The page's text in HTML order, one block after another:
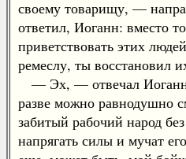
своему товарищу, —
ответил, Иоганн: вместо
приветствовать этих
ремеслу, ты восстановил
— Эх, — отвечал
разве можно равнодушно
забитый рабочий народ
напрягать силы и мучат